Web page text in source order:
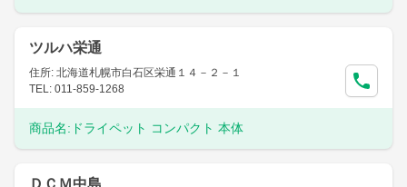
ツルハ栄通
住所: 北海道札幌市白石区栄通１４－２－１
TEL: 011-859-1268
商品名: ドライペット コンパクト 本体
ＤＣＭ中島